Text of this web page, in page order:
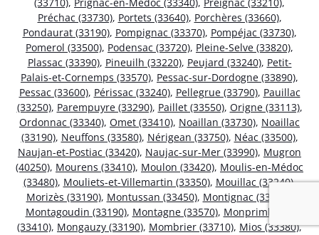
Préchac (33730), Portets (33640), Porchères (33660),
Pondaurat (33190), Pompignac (33370), Pompéjac (33730),
Pomerol (33500), Podensac (33720), Pleine-Selve (33820),
Plassac (33390), Pineuilh (33220), Peujard (33240), Petit-
Palais-et-Cornemps (33570), Pessac-sur-Dordogne (33890),
Pessac (33600), Périssac (33240), Pellegrue (33790), Pauillac
(33250), Parempuyre (33290), Paillet (33550), Origne (33113),
Ordonnac (33340), Omet (33410), Noaillan (33730), Noaillac
(33190), Neuffons (33580), Nérigean (33750), Néac (33500),
Naujan-et-Postiac (33420), Naujac-sur-Mer (33990), Mugron
(40250), Mourens (33410), Moulon (33420), Moulis-en-Médoc
(33480), Mouliets-et-Villemartin (33350), Mouillac (33240),
Morizès (33190), Montussan (33450), Montignac (33760)
Montagoudin (33190), Montagne (33570), Monprimblanc
(33410), Mongauzy (33190), Mombrier (33710), Mios (33380),